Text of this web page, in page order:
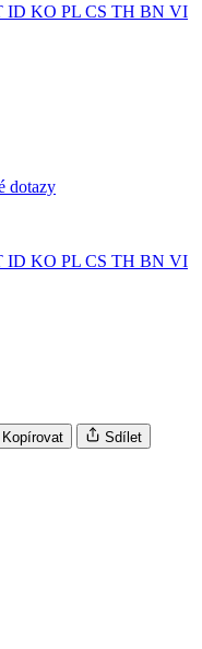
ID KO PL CS TH BN VI
dotazy
ID KO PL CS TH BN VI
Kopírovat Sdílet